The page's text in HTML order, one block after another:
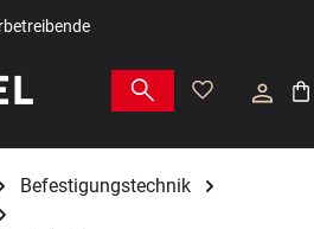
Befestigungstechnik